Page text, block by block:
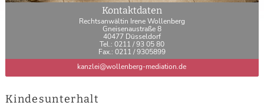
Kontaktdaten
Rechtsanwältin Irene Wollenberg
Gneisenaustraße 8
40477 Düsseldorf
Tel.: 0211 / 93 05 80
Fax.: 0211 / 9305899
kanzlei@wollenberg-mediation.de
Kindesunterhalt